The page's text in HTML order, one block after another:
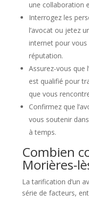
une collaboration
Interrogez les
l’avocat ou jetez
internet pour
réputation.
Assurez-vous que
est qualifié pour
que vous
Confirmez que
vous soutenir
à temps.
Combien
Morières-
La tarification d’un
série de facteurs,